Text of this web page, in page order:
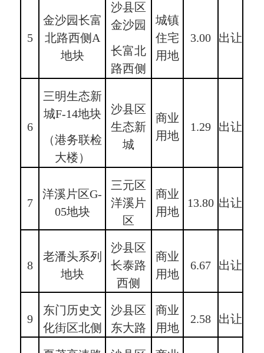
5
金沙园长富
北路西侧A
地块
沙县区
金沙园
长富北
路西侧
城镇
住宅
用地
3.00 出让
6
三明生态新
城F-14地块
（港务联检
大楼）
沙县区
生态新
城
商业
用地
1.29 出让
7
洋溪片区G-
05地块
三元区
洋溪片
区
商业
用地
13.80 出让
8
老潘头系列
地块
沙县区
长泰路
西侧
商业
用地
6.67 出让
9
东门历史文
化街区北侧
沙县区
东大路
商业
用地
2.58 出让